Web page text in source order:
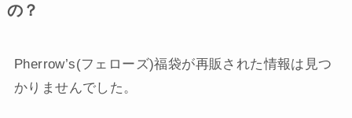
の？
Pherrow’s(フェローズ)福袋が再販された情報は見つ
かりませんでした。